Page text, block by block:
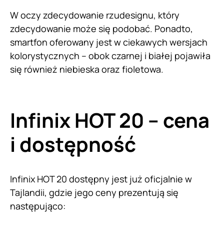
W oczy zdecydowanie rzudesignu, który
zdecydowanie może się podobać. Ponadto,
smartfon oferowany jest w ciekawych wersjach
kolorystycznych – obok czarnej i białej pojawiła
się również niebieska oraz fioletowa.
Infinix HOT 20 – cena
i dostępność
Infinix HOT 20 dostępny jest już oficjalnie w
Tajlandii, gdzie jego ceny prezentują się
następująco: